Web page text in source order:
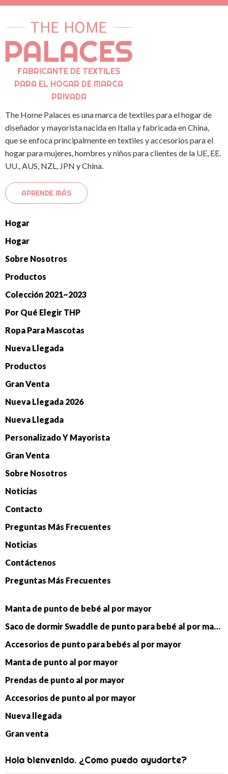
FABRICANTE DE TEXTILES
PARA EL HOGAR DE MARCA
PRIVADA
The Home Palaces es una marca de textiles para el hogar de
diseñador y mayorista nacida en Italia y fabricada en China,
que se enfoca principalmente en textiles y accesorios para el
hogar para mujeres, hombres y niños para clientes de la UE, EE.
UU., AUS, NZL, JPN y China.
APRENDE MÁS
Hogar
Hogar
Sobre Nosotros
Productos
Colección 2021~2023
Por Qué Elegir THP
Ropa Para Mascotas
Nueva Llegada
Productos
Gran Venta
Nueva Llegada 2026
Nueva Llegada
Personalizado Y Mayorista
Gran Venta
Sobre Nosotros
Noticias
Contacto
Preguntas Más Frecuentes
Noticias
Contáctenos
Preguntas Más Frecuentes
Manta de punto de bebé al por mayor
Saco de dormir Swaddle de punto para bebé al por mayor
Accesorios de punto para bebés al por mayor
Manta de punto al por mayor
Prendas de punto al por mayor
Accesorios de punto al por mayor
Nueva llegada
Gran venta
Hola bienvenido. ¿Como puedo ayudarte?